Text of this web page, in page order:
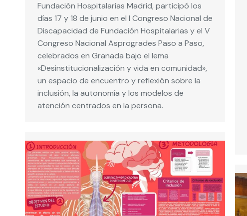
Fundación Hospitalarias Madrid, participó los
días 17 y 18 de junio en el I Congreso Nacional de
Discapacidad de Fundación Hospitalarias y el V
Congreso Nacional Asprogrades Paso a Paso,
celebrados en Granada bajo el lema
«Desinstitucionalización y vida en comunidad»,
un espacio de encuentro y reflexión sobre la
inclusión, la autonomía y los modelos de
atención centrados en la persona.